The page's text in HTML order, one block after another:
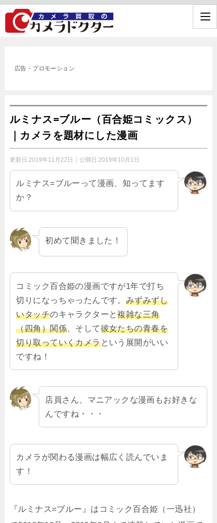
広告・プロモーション
ルミナス=ブルー（百合姫コミックス）
｜カメラを題材にした漫画
更新日:2019年11月22日 公開日:2019年10月1日
ルミナス=ブルーって漫画、知ってます
か？
初めて聞きました！
コミック百合姫の漫画ですが1年で打ち
切りになっちゃったんです。 みずみずし
いタッチのキャラクターと複雑な三角
（四角）関係、そして彼女たちの青春を
切り取っていくカメラという展開がいい
ですね！
店員さん、マニアックな漫画もお好きな
んですね・・・
カメラが関わる漫画は幅広く読んでいま
す！
『ルミナス=ブルー』はコミック百合姫（一迅社）